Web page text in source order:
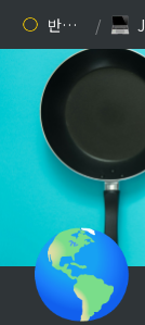
반갑습니다. 김찬규입니다. /
🌎